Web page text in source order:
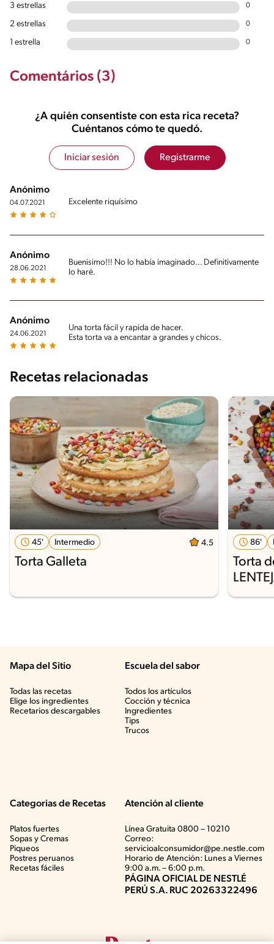
3 estrellas 0
2 estrellas 0
1 estrella 0
Comentários (3)
¿A quién consentiste con esta rica receta?
Cuéntanos cómo te quedó.
Iniciar sesión Registrarme
Anónimo
04.07.2021 Excelente riquísimo
Anónimo
28.06.2021
Buenisimo!!! No lo había imaginado... Definitivamente
lo haré.
Anónimo
24.06.2021
Una torta fácil y rapida de hacer.
Esta torta va a encantar a grandes y chicos.
Recetas relacionadas
45' Intermedio 4.5
Torta Galleta
86'
Torta
Mapa del Sitio
Todas las recetas
Elige los ingredientes
Recetarios descargables
Escuela del sabor
Todos los artículos
Cocción y técnica
Ingredientes
Tips
Trucos
Categorias de Recetas
Platos fuertes
Sopas y Cremas
Piqueos
Postres peruanos
Recetas fáciles
Atención al cliente
Línea Gratuita 0800 – 10210
Correo:
servicioalconsumidor@pe.nestle.com
Horario de Atención: Lunes a Viernes
9:00 a.m. – 6:00 p.m.
PÁGINA OFICIAL DE NESTLÉ
PERÚ S.A. RUC 20263322496